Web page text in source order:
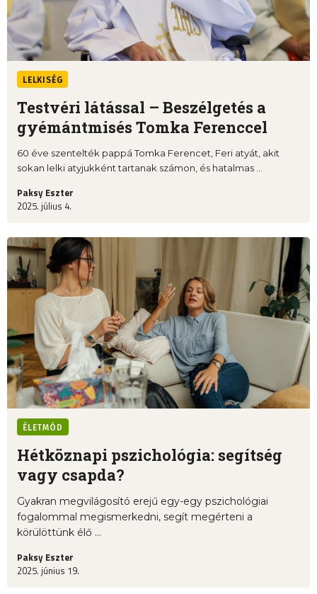
LELKISÉG
Testvéri látással – Beszélgetés a
gyémántmisés Tomka Ferenccel
60 éve szentelték pappá Tomka Ferencet, Feri atyát, akit
sokan lelki atyjukként tartanak számon, és hatalmas ...
Paksy Eszter
2025. július 4.
ÉLETMÓD
Hétköznapi pszichológia: segítség
vagy csapda?
Gyakran megvilágosító erejű egy-egy pszichológiai
fogalommal megismerkedni, segít megérteni a
körülöttünk élő ...
Paksy Eszter
2025. június 19.